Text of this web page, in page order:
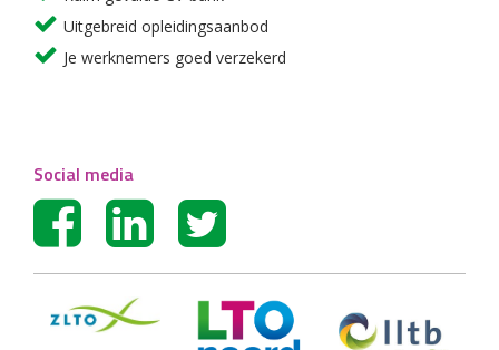
Uitgebreid opleidingsaanbod
Je werknemers goed verzekerd
Social media